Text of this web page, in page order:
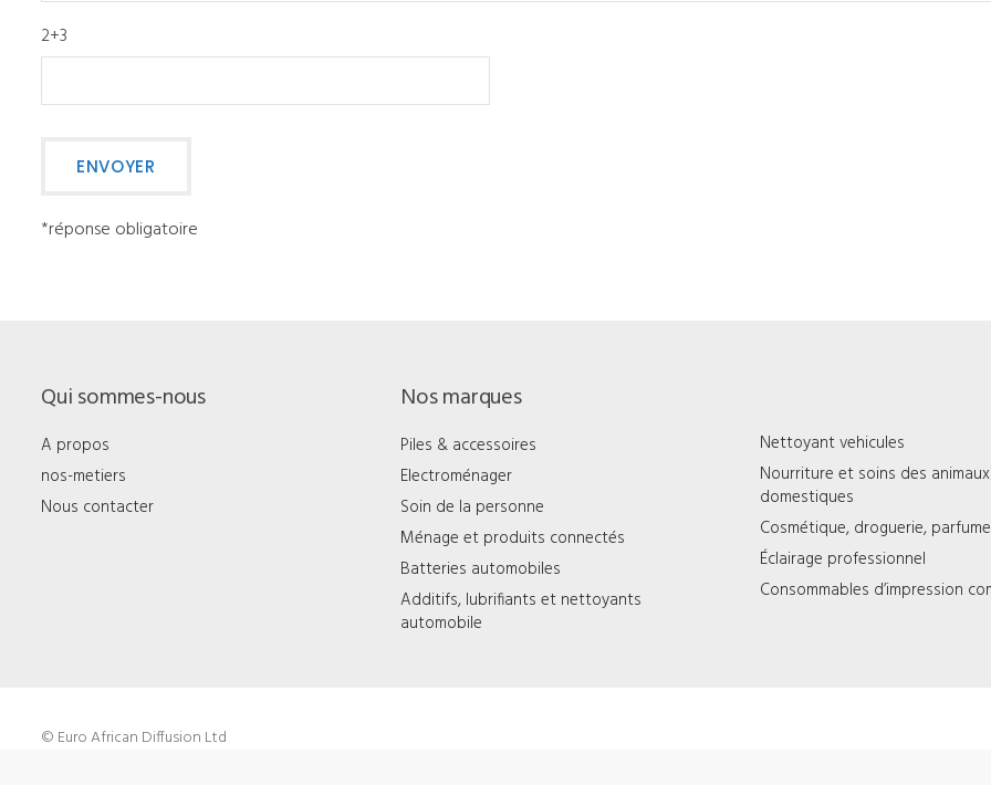
2+3
*réponse obligatoire
Qui sommes-nous
A propos
nos-metiers
Nous contacter
Nos marques
Piles & accessoires
Electroménager
Soin de la personne
Ménage et produits connectés
Batteries automobiles
Additifs, lubrifiants et nettoyants
automobile
Nettoyant vehicules
Nourriture et soins des animaux
domestiques
Cosmétique, droguerie,
Éclairage professionnel
Consommables d’impression
© Euro African Diffusion Ltd